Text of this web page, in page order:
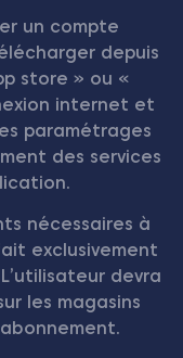
un compte
depuis
store » ou «
internet et
paramétrages
des services
nécessaires à
exclusivement
devra
les magasins